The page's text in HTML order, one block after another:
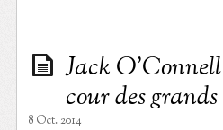
Jack
cour des
8 Oct. 2014